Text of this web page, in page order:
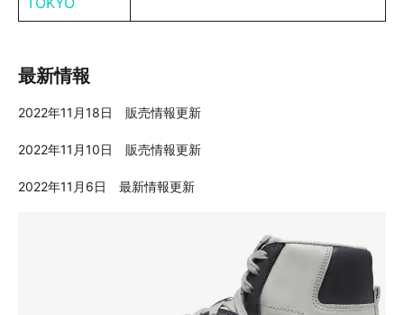
最新情報
2022年11月18日 販売情報更新
2022年11月10日 販売情報更新
2022年11月6日 最新情報更新